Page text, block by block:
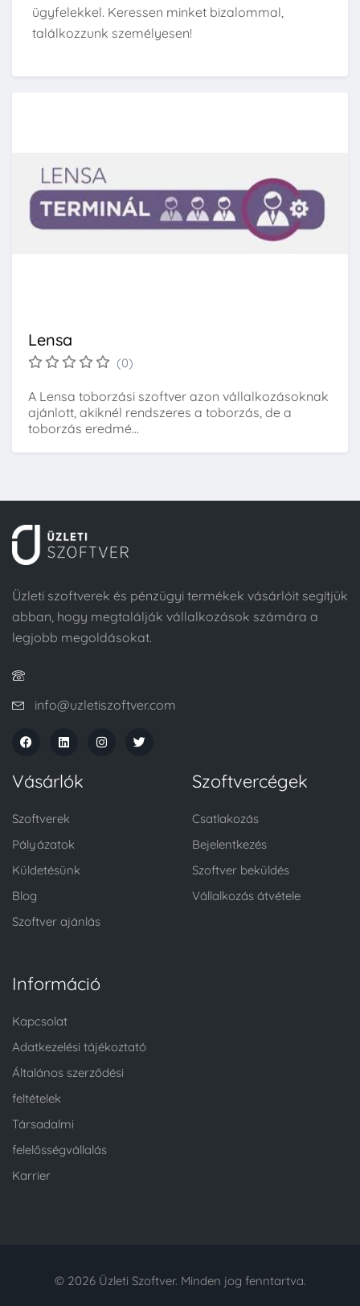
ügyfelekkel. Keressen minket bizalommal,
találkozzunk személyesen!
Lensa
(0)
A Lensa toborzási szoftver azon vállalkozásoknak
ajánlott, akiknél rendszeres a toborzás, de a
toborzás eredmé...
Üzleti szoftverek és pénzügyi termékek vásárlóit segítjük
abban, hogy megtalálják vállalkozások számára a
legjobb megoldásokat.
info@uzletiszoftver.com
Vásárlók
Szoftverek
Pályázatok
Küldetésünk
Blog
Szoftver ajánlás
Szoftvercégek
Csatlakozás
Bejelentkezés
Szoftver beküldés
Vállalkozás átvétele
Információ
Kapcsolat
Adatkezelési tájékoztató
Általános szerződési
feltételek
Társadalmi
felelősségvállalás
Karrier
© 2026 Üzleti Szoftver. Minden jog fenntartva.